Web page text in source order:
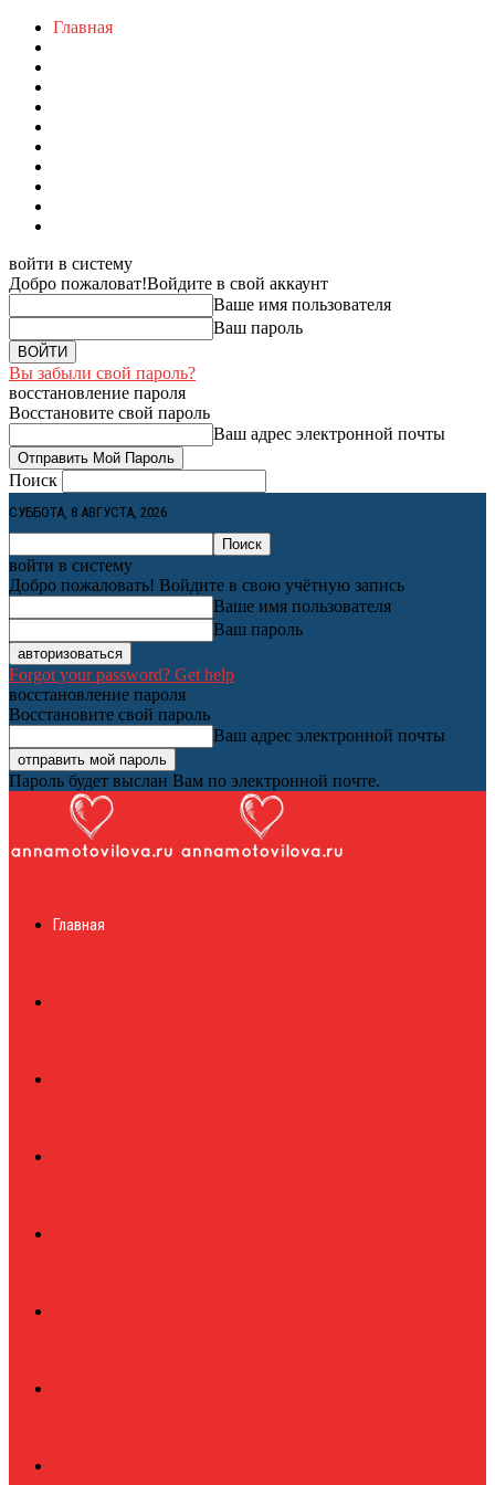
Главная
войти в систему
Добро пожаловат!Войдите в свой аккаунт
Ваше имя пользователя
Ваш пароль
Вы забыли свой пароль?
восстановление пароля
Восстановите свой пароль
Ваш адрес электронной почты
Поиск
СУББОТА, 8 АВГУСТА, 2026
войти в систему
Добро пожаловать! Войдите в свою учётную запись
Ваше имя пользователя
Ваш пароль
Forgot your password? Get help
восстановление пароля
Восстановите свой пароль
Ваш адрес электронной почты
Пароль будет выслан Вам по электронной почте.
журналГлавная